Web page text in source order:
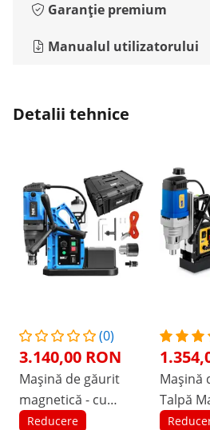
Garanție premium
Manualul utilizatorului
Detalii tehnice
(0)
3.140,00 RON
Mașină de găurit
magnetică - cu
vacuum - 1550 W -
Reducere
Mașină
Talpă
1300